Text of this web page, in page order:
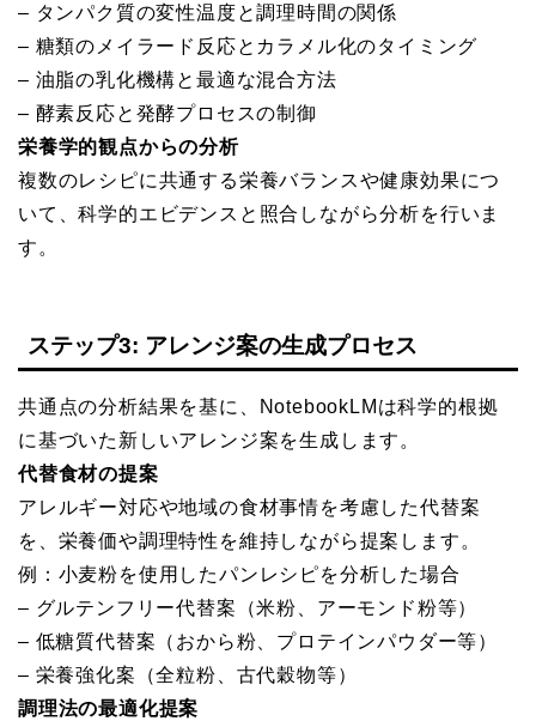
– タンパク質の変性温度と調理時間の関係
– 糖類のメイラード反応とカラメル化のタイミング
– 油脂の乳化機構と最適な混合方法
– 酵素反応と発酵プロセスの制御
栄養学的観点からの分析
複数のレシピに共通する栄養バランスや健康効果につ
いて、科学的エビデンスと照合しながら分析を行いま
す。
ステップ3: アレンジ案の生成プロセス
共通点の分析結果を基に、NotebookLMは科学的根拠
に基づいた新しいアレンジ案を生成します。
代替食材の提案
アレルギー対応や地域の食材事情を考慮した代替案
を、栄養価や調理特性を維持しながら提案します。
例：小麦粉を使用したパンレシピを分析した場合
– グルテンフリー代替案（米粉、アーモンド粉等）
– 低糖質代替案（おから粉、プロテインパウダー等）
– 栄養強化案（全粒粉、古代穀物等）
調理法の最適化提案